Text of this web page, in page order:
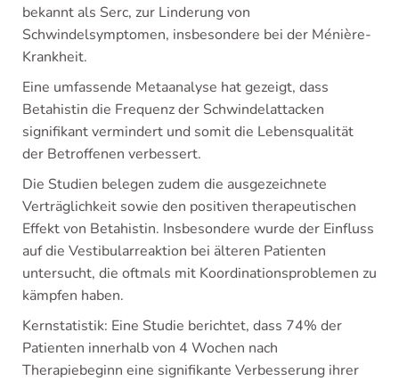
bekannt als Serc, zur Linderung von
Schwindelsymptomen, insbesondere bei der Ménière-
Krankheit.
Eine umfassende Metaanalyse hat gezeigt, dass
Betahistin die Frequenz der Schwindelattacken
signifikant vermindert und somit die Lebensqualität
der Betroffenen verbessert.
Die Studien belegen zudem die ausgezeichnete
Verträglichkeit sowie den positiven therapeutischen
Effekt von Betahistin. Insbesondere wurde der Einfluss
auf die Vestibularreaktion bei älteren Patienten
untersucht, die oftmals mit Koordinationsproblemen zu
kämpfen haben.
Kernstatistik: Eine Studie berichtet, dass 74% der
Patienten innerhalb von 4 Wochen nach
Therapiebeginn eine signifikante Verbesserung ihrer